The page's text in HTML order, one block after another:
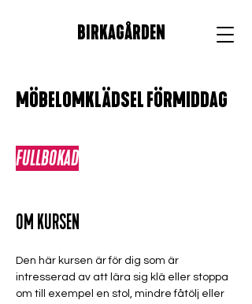
BIRKAGÅRDEN
MÖBELOMKLÄDSEL FÖRMIDDAG
FULLBOKAD
OM KURSEN
Den här kursen är för dig som är
intresserad av att lära sig klä eller stoppa
om till exempel en stol, mindre fåtölj eller